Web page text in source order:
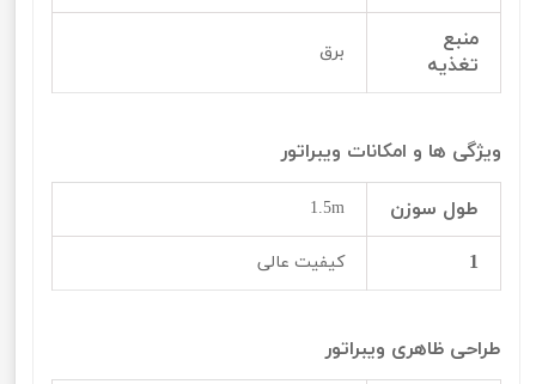
منبع
تغذیه
برق
ویژگی ها و امکانات ویبراتور
طول سوزن 1.5m
1 کیفیت عالی
طراحی ظاهری ویبراتور